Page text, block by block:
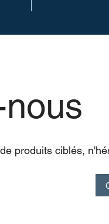
produits ciblés,